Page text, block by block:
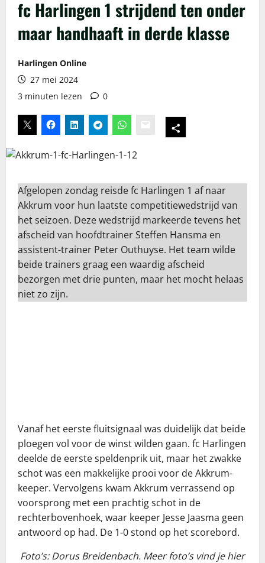
fc Harlingen 1 strijdend ten onder
maar handhaaft in derde klasse
Harlingen Online
27 mei 2024
3 minuten lezen
0
Afgelopen zondag reisde fc Harlingen 1 af naar
Akkrum voor hun laatste competitiewedstrijd van
het seizoen. Deze wedstrijd markeerde tevens het
afscheid van hoofdtrainer Steffen Hansma en
assistent-trainer Peter Outhuyse. Het team wilde
beide trainers graag een waardig afscheid
bezorgen met drie punten, maar het mocht helaas
niet zo zijn.
Vanaf het eerste fluitsignaal was duidelijk dat beide
ploegen vol voor de winst wilden gaan. fc Harlingen
deelde de eerste speldenprik uit, maar het zwakke
schot was een makkelijke prooi voor de Akkrum-
keeper. Vervolgens kwam Akkrum verrassend op
voorsprong met een prachtig schot in de
rechterbovenhoek, waar keeper Jesse Jaasma geen
antwoord op had. De 1-0 stond op het scorebord.
Foto’s: Dorus Breidenbach. Meer foto’s vind je hier